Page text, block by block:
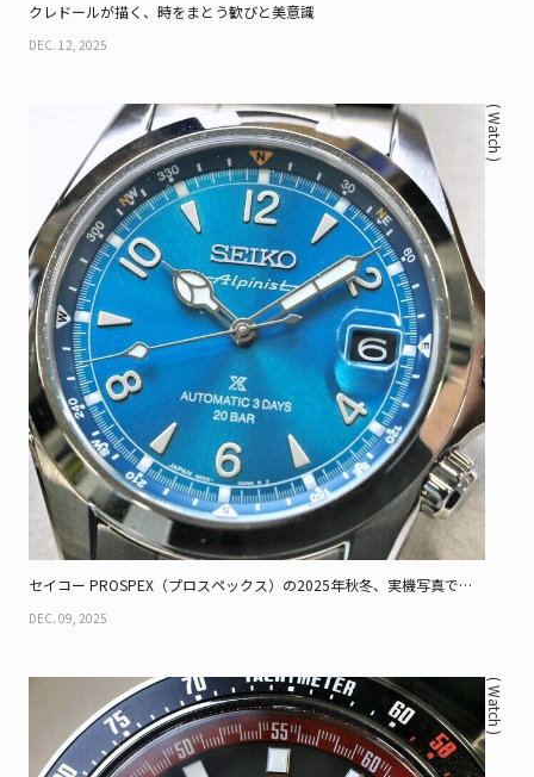
クレドールが描く、時をまとう歓びと美意識
DEC. 12, 2025
セイコー PROSPEX（プロスペックス）の2025年秋冬、実機写真で見
DEC. 09, 2025
( Watch )
( Watch )